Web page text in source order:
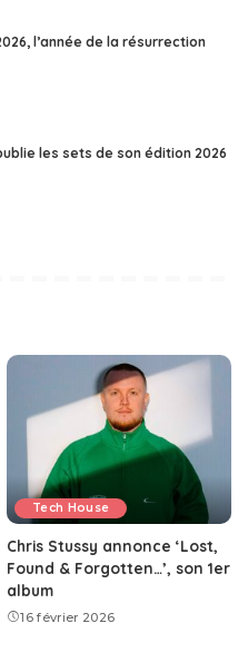
l’année de la résurrection
les sets de son édition 2026
Tech House
Chris Stussy annonce ‘Lost,
Found & Forgotten…’, son 1er
album
16 février 2026